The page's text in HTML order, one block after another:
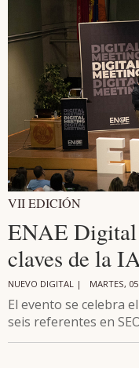
VII EDICIÓN
ENAE Digital
claves de la
NUEVO DIGITAL | MARTES,
El evento se celebra
seis referentes en